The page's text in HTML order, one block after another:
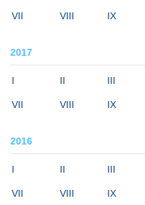
VII VIII IX
2017
I II III
VII VIII IX
2016
I II III
VII VIII IX